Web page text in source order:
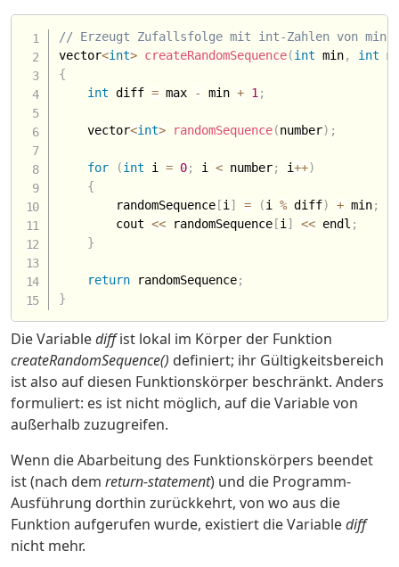
// Erzeugt Zufallsfolge mit int-Zahlen von min
vector<int> createRandomSequence(int min, int
{
int diff = max - min + 1 ;
    vector
<int> randomSequence(number) ;
for (int i = 0; i < number; i++)
{
        randomSequence
[i ] = (i % diff) + min;
        cout
<< randomSequence [i ] << endl ;
}
return randomSequence;
}
Die Variablediffist lokal im Körper der Funktion
createRandomSequence() definiert; ihr Gültigkeitsbereich
ist also auf diesen Funktionskörper beschränkt. Anders
formuliert: es ist nicht möglich, auf die Variable von
außerhalb zuzugreifen.
Wenn die Abarbeitung des Funktionskörpers beendet
ist (nach dem return-statement) und die Programm-
Ausführung dorthin zurückkehrt, von wo aus die
Funktion aufgerufen wurde, existiert die Variablediff
nicht mehr.